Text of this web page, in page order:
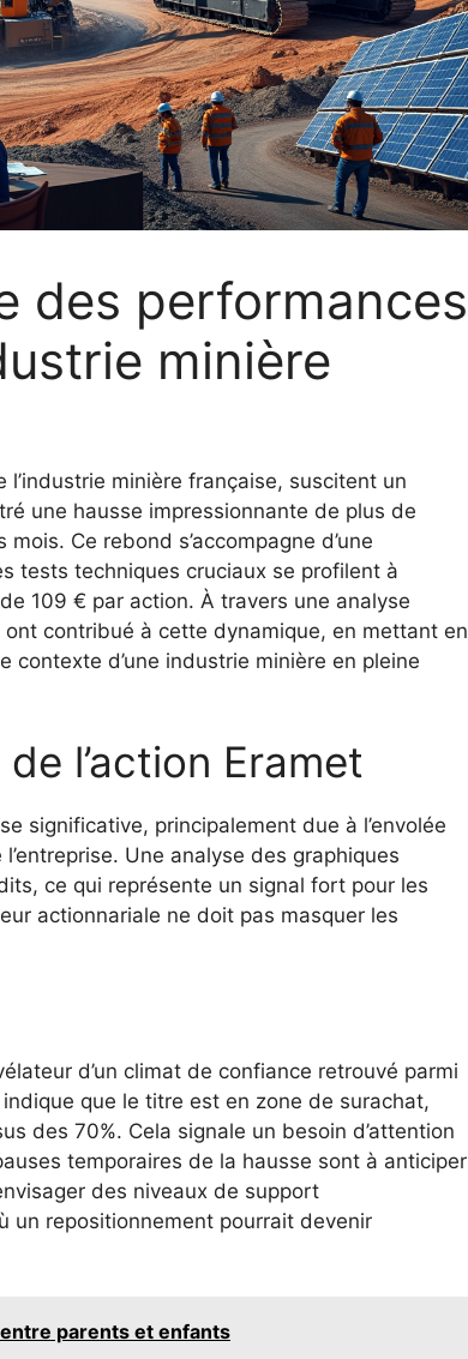
des performances
minière
l’industrie minière française, suscitent un
une hausse impressionnante de plus de
Ce rebond s’accompagne d’une
tests techniques cruciaux se profilent à
109 € par action. À travers une analyse
contribué à cette dynamique, en mettant en
contexte d’une industrie minière en pleine
l’action Eramet
significative, principalement due à l’envolée
Une analyse des graphiques
ce qui représente un signal fort pour les
actionnariale ne doit pas masquer les
d’un climat de confiance retrouvé parmi
que le titre est en zone de surachat,
des 70%. Cela signale un besoin d’attention
temporaires de la hausse sont à anticiper
des niveaux de support
un repositionnement pourrait devenir
parents et enfants